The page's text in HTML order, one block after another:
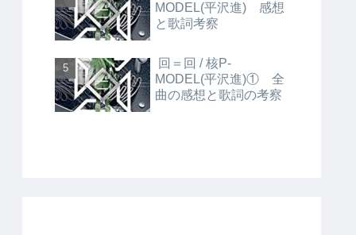
MODEL(平沢進) 感想
と歌詞考察
回＝回 / 核P-
MODEL(平沢進)① 全
曲の感想と歌詞の考察